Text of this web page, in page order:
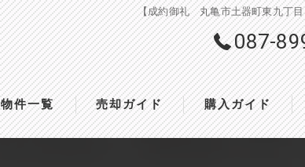
【成約御礼 丸亀市土器町東九丁
087-
物件一覧 売却ガイド 購入ガイド